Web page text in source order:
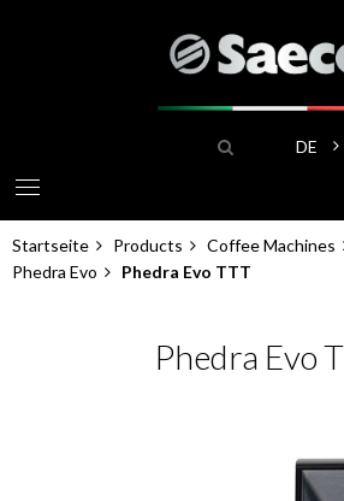
DE
Pfadnavigation
Startseite Products Coffee Machines
Phedra Evo
Phedra Evo TTT
Phedra Evo